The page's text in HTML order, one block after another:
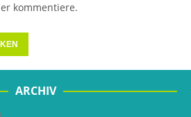
kommentiere.
ARCHIV